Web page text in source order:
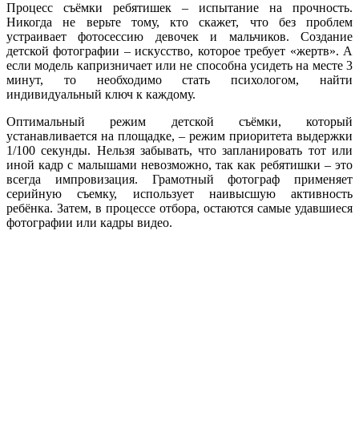
Процесс съёмки ребятишек – испытание на прочность.
Никогда не верьте тому, кто скажет, что без проблем
устраивает фотосессию девочек и мальчиков. Создание
детской фотографии – искусство, которое требует «жертв». А
если модель капризничает или не способна усидеть на месте 3
минут, то необходимо стать психологом, найти
индивидуальный ключ к каждому.
Оптимальный режим детской съёмки, который
устанавливается на площадке, – режим приоритета выдержки
1/100 секунды. Нельзя забывать, что запланировать тот или
иной кадр с малышами невозможно, так как ребятишки – это
всегда импровизация. Грамотный фотограф применяет
серийную съемку, использует наивысшую активность
ребёнка. Затем, в процессе отбора, остаются самые удавшиеся
фотографии или кадры видео.